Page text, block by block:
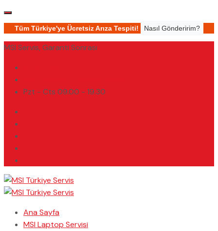
Tüm Türkiye'ye Ücretsiz Arıza Tespiti! Nasıl Gönderirim?
MSI Servis, Garanti Sonrası
Pzt - Cts 09.00 - 19.30
Ana Sayfa
MSI Laptop Servisi